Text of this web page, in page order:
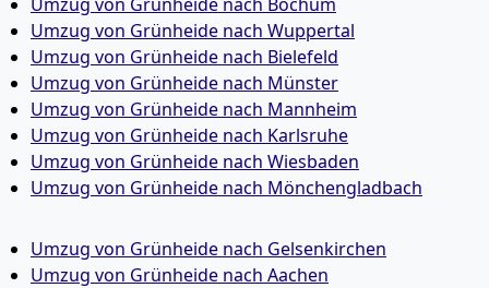
Umzug von Grünheide nach Wuppertal
Umzug von Grünheide nach Bielefeld
Umzug von Grünheide nach Münster
Umzug von Grünheide nach Mannheim
Umzug von Grünheide nach Karlsruhe
Umzug von Grünheide nach Wiesbaden
Umzug von Grünheide nach Mönchen­gladbach
Umzug von Grünheide nach Gelsenkirchen
Umzug von Grünheide nach Aachen